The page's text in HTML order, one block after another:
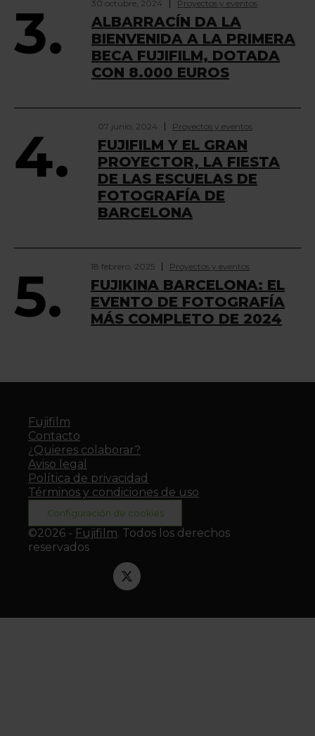
3. 30 octubre, 2024 Proyectos y eventos
ALBARRACÍN DA LA
BIENVENIDA A LA PRIMERA
BECA FUJIFILM, DOTADA
CON 8.000 EUROS
4. 07 junio, 2024 Proyectos y eventos
FUJIFILM Y EL GRAN
PROYECTOR, LA FIESTA
DE LAS ESCUELAS DE
FOTOGRAFÍA DE
BARCELONA
5. 18 febrero, 2025 Proyectos y eventos
FUJIKINA BARCELONA: EL
EVENTO DE FOTOGRAFÍA
MÁS COMPLETO DE 2024
Fujifilm
Contacto
¿Quieres colaborar?
Aviso legal
Política de privacidad
Términos y condiciones de uso
Configuración de cookies
©2026 - Fujifilm. Todos los derechos
reservados